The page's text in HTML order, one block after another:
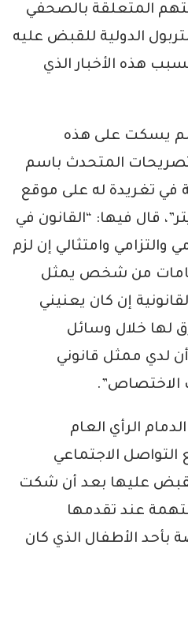
المتعلقة بالصحفي
الدولية للقبض عليه
هذه الأخبار الذي
لم يسكت على هذه
المتحدث باسم
في تغريدة له على موقع
قال فيها: “القانون في
وامتثالي إن لزم
من شخص يمثل
إن كان يعنيني
لها خلال وسائل
لدي ممثل قانوني
الاختصاص”.
الرأي العام
الاجتماعي
عليها بعد أن شكت
عند تقدمها
الأطفال الذي كان